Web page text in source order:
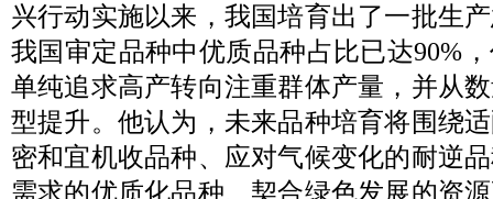
兴行动实施以来，我国培育出了一批生
我国审定品种中优质品种占比已达90%
单纯追求高产转向注重群体产量，并从
型提升。他认为，未来品种培育将围绕
密和宜机收品种、应对气候变化的耐逆
需求的优质化品种、契合绿色发展的资